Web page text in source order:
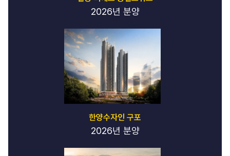
2026년 분양
한양수자인 구포
2026년 분양